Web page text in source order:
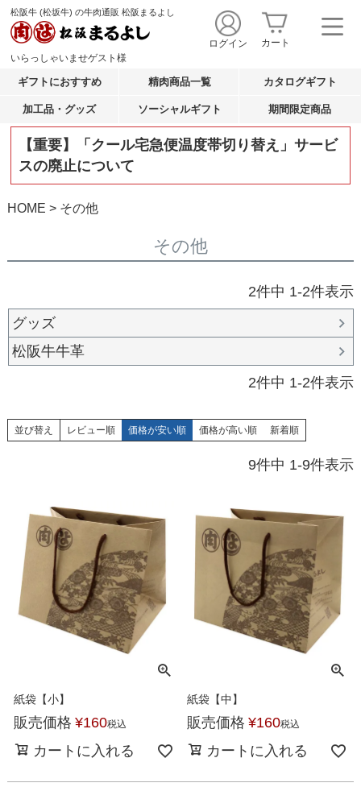
松阪牛 (松坂牛) の牛肉通販 松阪まるよし
いらっしゃいませゲスト様
ログイン カート
ギフトにおすすめ 精肉商品一覧 カタログギフト
加工品・グッズ ソーシャルギフト 期間限定商品
【重要】「クール宅急便温度帯切り替え」サービ
スの廃止について
HOME その他
その他
2件中 1-2件表示
グッズ
松阪牛牛革
2件中 1-2件表示
並び替え レビュー順 価格が安い順 価格が高い順 新着順
9件中 1-9件表示
紙袋【小】
販売価格 ¥160税込
カートに入れる
紙袋【中】
販売価格 ¥160税込
カートに入れる